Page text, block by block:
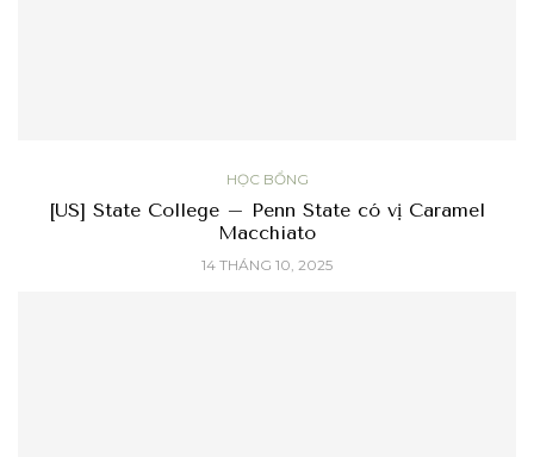
HỌC BỔNG
[US] State College – Penn State có vị Caramel
Macchiato
14 THÁNG 10, 2025